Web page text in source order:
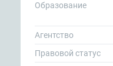
Образование
Агентство
Правовой статус